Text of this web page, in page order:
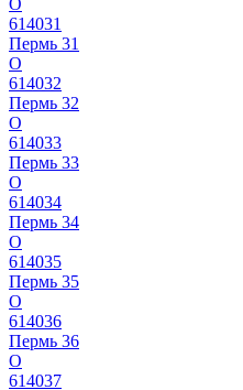
614031
Пермь 31
О
614032
Пермь 32
О
614033
Пермь 33
О
614034
Пермь 34
О
614035
Пермь 35
О
614036
Пермь 36
О
614037